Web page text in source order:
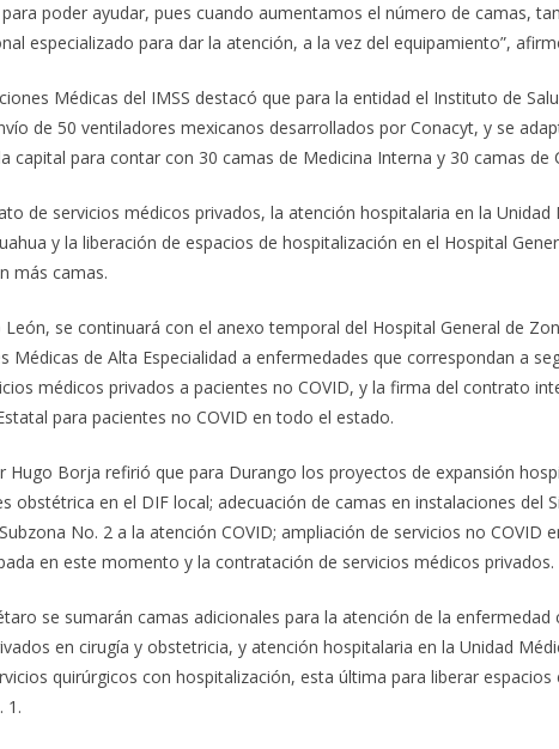
poder ayudar, pues cuando aumentamos el número de camas,
especializado para dar la atención, a la vez del equipamiento”,
Médicas del IMSS destacó que para la entidad el Instituto de
de 50 ventiladores mexicanos desarrollados por Conacyt, y se
capital para contar con 30 camas de Medicina Interna y 30 camas de
de servicios médicos privados, la atención hospitalaria en la Unidad
y la liberación de espacios de hospitalización en el Hospital
más camas.
León, se continuará con el anexo temporal del Hospital General de
Médicas de Alta Especialidad a enfermedades que correspondan a
médicos privados a pacientes no COVID, y la firma del contrato
para pacientes no COVID en todo el estado.
Hugo Borja refirió que para Durango los proyectos de expansión
obstétrica en el DIF local; adecuación de camas en instalaciones del
No. 2 a la atención COVID; ampliación de servicios no COVID
en este momento y la contratación de servicios médicos privados.
se sumarán camas adicionales para la atención de la
en cirugía y obstetricia, y atención hospitalaria en la Unidad
quirúrgicos con hospitalización, esta última para liberar espacios
1.